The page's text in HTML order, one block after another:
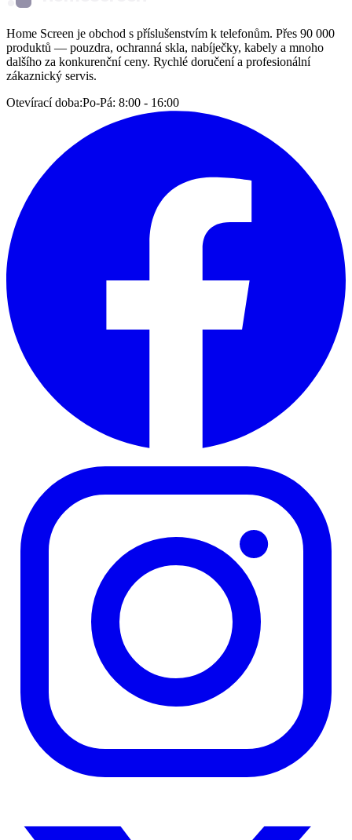
Home Screen je obchod s příslušenstvím k telefonům. Přes 90 000
produktů — pouzdra, ochranná skla, nabíječky, kabely a mnoho
dalšího za konkurenční ceny. Rychlé doručení a profesionální
zákaznický servis.
Otevírací doba:Po-Pá: 8:00 - 16:00